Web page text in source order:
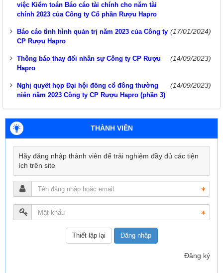
việc Kiểm toán Báo cáo tài chính cho năm tài
chính 2023 của Công ty Cổ phần Rượu Hapro
Báo cáo tình hình quản trị năm 2023 của Công ty
CP Rượu Hapro
(17/01/2024)
Thông báo thay đổi nhân sự Công ty CP Rượu
Hapro
(14/09/2023)
Nghị quyết họp Đại hội đồng cổ đông thường
niên năm 2023 Công ty CP Rượu Hapro (phần 3)
(14/09/2023)
THÀNH VIÊN
Hãy đăng nhập thành viên để trải nghiệm đầy đủ các tiện
ích trên site
Đăng nhập
Đăng ký